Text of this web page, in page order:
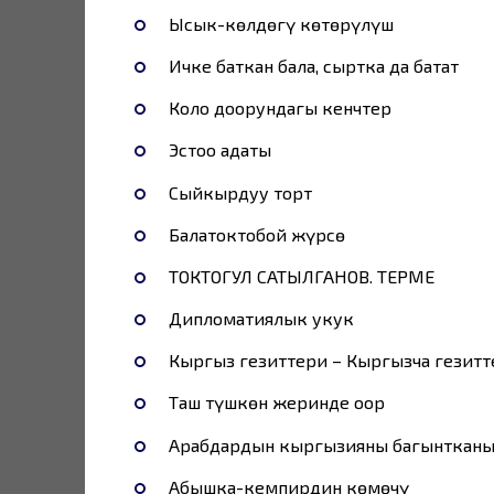
Ысык-көлдөгү көтөрүлүш
Ичке баткан бала, сыртка да батат
Коло доорундагы кенчтер
Эстоо адаты
Сыйкырдуу торт
Балатоктобой жүрсө
ТОКТОГУЛ САТЫЛГАНОВ. ТЕРМЕ
Дипломатиялык укук
Кыргыз гезиттери – Кыргызча
Таш түшкөн жеринде оор
Арабдардын кыргызияны багынтканы
Абышка-кемпирдин көмөчү